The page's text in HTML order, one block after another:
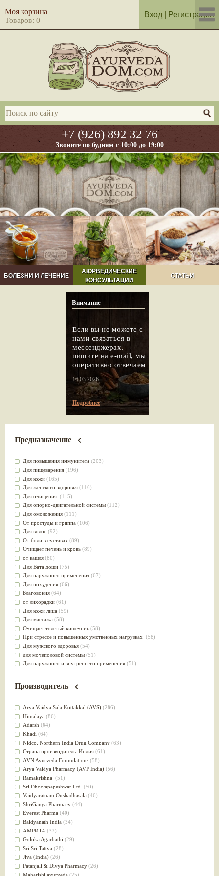
+7 (926) 892 32 76
Звоните по будням с 10:00 до 19:00
Моя корзина
Товаров: 0
Вход Регистрация
БОЛЕЗНИ И ЛЕЧЕНИЕ
АЮРВЕДИЧЕСКИЕ
КОНСУЛЬТАЦИИ
СТАТЬИ
Внимание
Если вы не можете с
нами связаться в
мессенджерах,
пишите на e-mail, мы
оперативно отвечаем
16.03.2026
Подробнее
Предназначение
Для повышения иммунитета (203)
Для пищеварения (196)
Для кожи (165)
Для женского здоровья (116)
Для очищения (115)
Для опорно-двигательной системы (112)
Для омоложения (111)
От простуды и гриппа (106)
Для волос (92)
От боли в суставах (89)
Очищает печень и кровь (89)
от кашля (80)
Для Вата доши (75)
Для наружного применения (67)
Для похудения (66)
Благовония (64)
от лихорадки (61)
Для кожи лица (59)
Для массажа (58)
Очищает толстый кишечник(58)
При стрессе и повышенных умственных нагрузках (58)
Для мужского здоровья (54)
для мочеполовой системы (51)
Для наружного и внутреннего применения (51)
Для стабилизации деятельности ЦНС
Лечит опухоли и отеки(46)
Для медитации
выводит токсины
Для здоровья печени
Для тела(39)
для очищения крови(38)
При диабете(38)
Антиоксидант(37)
Для Капха(Кафа) доши
От паразитов(37)
При расстройстве желудка (36)
Успокоительное(36)
Для глаз(34)
от геморроя(34)
Противовоспалительное
Для Питта доши(32)
Для сердца(32)
Для сосудов головного мозга
Для полости рта(32)
Дефицит железа(31)
Производитель
Arya Vaidya Sala Kottakkal (AVS) (286)
Himalaya (86)
Adarsh (64)
Khadi (64)
Nidсo, Northern India Drug Company (63)
Страна производитель: Индия (61)
AVN Ayurveda Formulations (58)
Arya Vaidya Pharmacy (AVP India) (56)
Ramakrishna (51)
Sri Dhootapapeshwar Ltd. (50)
Vaidyaratnam Oushadhasala (46)
ShriGanga Pharmacy (44)
Everest Pharma (40)
Baidyanath India (34)
АМРИТА (32)
Goloka Agarbathi (29)
Sri Sri Tattva (28)
Jiva (India) (26)
Patanjali & Divya Pharmacy (26)
Maharishi ayurveda (25)